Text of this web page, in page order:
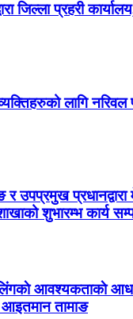
जिल्ला प्रहरी
लागि
उपप्रमुख प्रधानद्वारा
शुभारम्भ कार्य
आवश्यकताकाे
तामाङ